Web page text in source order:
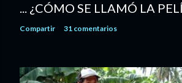
... ¿CÓMO SE LLAMÓ LA
Compartir 31 comentarios